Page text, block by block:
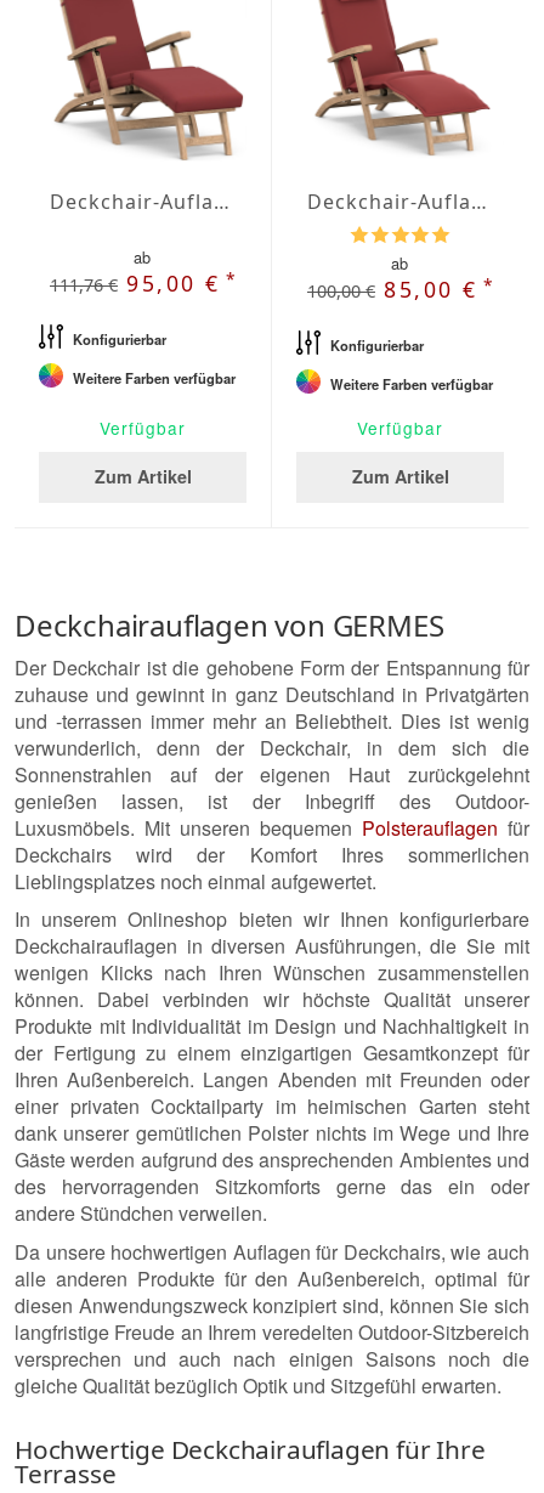
Deckchair-Auflage mit Stegsaum nach Maß
ab
111,76 € 95,00 €*
Konfigurierbar
Weitere Farben verfügbar
Verfügbar
Zum Artikel
Deckchair-Auflage nach Maß mit Stehsaum
ab
100,00 € 85,00 €*
Konfigurierbar
Weitere Farben verfügbar
Verfügbar
Zum Artikel
Deckchairauflagen von GERMES
Der Deckchair ist die gehobene Form der Entspannung für
zuhause und gewinnt in ganz Deutschland in Privatgärten
und -terrassen immer mehr an Beliebtheit. Dies ist wenig
verwunderlich, denn der Deckchair, in dem sich die
Sonnenstrahlen auf der eigenen Haut zurückgelehnt
genießen lassen, ist der Inbegriff des Outdoor-
Luxusmöbels. Mit unseren bequemen Polsterauflagen für
Deckchairs wird der Komfort Ihres sommerlichen
Lieblingsplatzes noch einmal aufgewertet.
In unserem Onlineshop bieten wir Ihnen konfigurierbare
Deckchairauflagen in diversen Ausführungen, die Sie mit
wenigen Klicks nach Ihren Wünschen zusammenstellen
können. Dabei verbinden wir höchste Qualität unserer
Produkte mit Individualität im Design und Nachhaltigkeit in
der Fertigung zu einem einzigartigen Gesamtkonzept für
Ihren Außenbereich. Langen Abenden mit Freunden oder
einer privaten Cocktailparty im heimischen Garten steht
dank unserer gemütlichen Polster nichts im Wege und Ihre
Gäste werden aufgrund des ansprechenden Ambientes und
des hervorragenden Sitzkomforts gerne das ein oder
andere Stündchen verweilen.
Da unsere hochwertigen Auflagen für Deckchairs, wie auch
alle anderen Produkte für den Außenbereich, optimal für
diesen Anwendungszweck konzipiert sind, können Sie sich
langfristige Freude an Ihrem veredelten Outdoor-Sitzbereich
versprechen und auch nach einigen Saisons noch die
gleiche Qualität bezüglich Optik und Sitzgefühl erwarten.
Hochwertige Deckchairauflagen für Ihre
Terrasse